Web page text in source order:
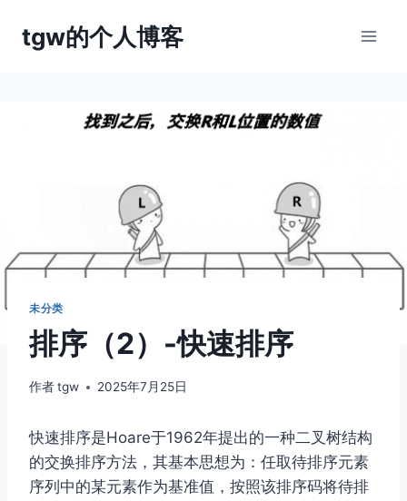
tgw的个人博客
未分类
排序（2）-快速排序
作者tgw 2025年7月25日
快速排序是Hoare于1962年提出的一种二叉树结构
的交换排序方法，其基本思想为：任取待排序元素
序列中的某元素作为基准值，按照该排序码将待排